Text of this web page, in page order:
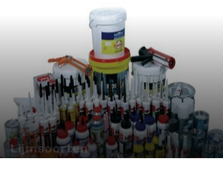
Klussen Materialen
Lijmsoorten